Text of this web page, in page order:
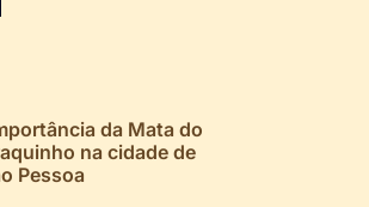
da Mata do
na cidade de
Pessoa